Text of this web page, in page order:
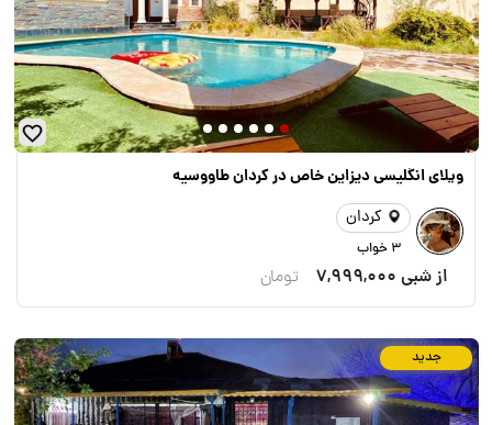
ویلای انگلیسی دیزاین خاص در کردان طاووسیه
کردان
۳ خواب
از شبی 7,999,000 تومان
جدید